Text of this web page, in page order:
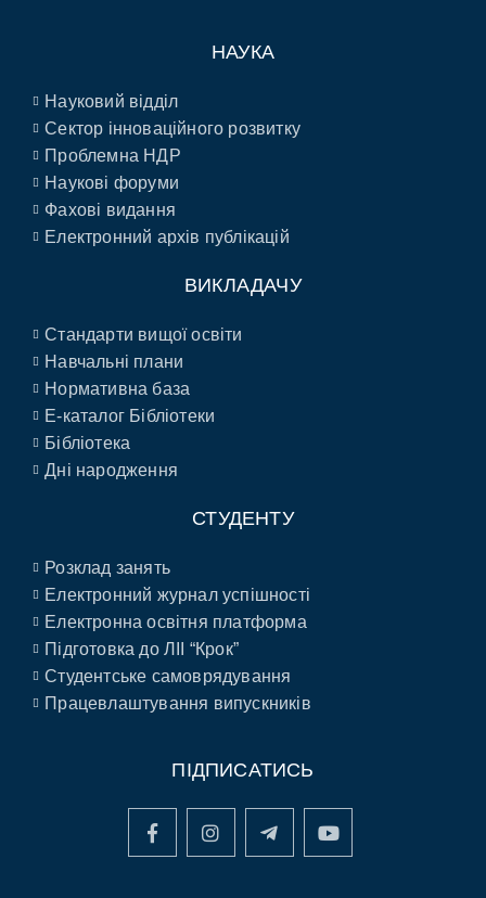
НАУКА
Науковий відділ
Сектор інноваційного розвитку
Проблемна НДР
Наукові форуми
Фахові видання
Електронний архів публікацій
ВИКЛАДАЧУ
Стандарти вищої освіти
Навчальні плани
Нормативна база
E-каталог Бібліотеки
Бібліотека
Дні народження
СТУДЕНТУ
Розклад занять
Електронний журнал успішності
Електронна освітня платформа
Підготовка до ЛІІ “Крок”
Студентське самоврядування
Працевлаштування випускників
ПІДПИСАТИСЬ